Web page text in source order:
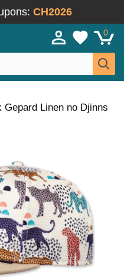
CH2026
0
Linen no Djinns